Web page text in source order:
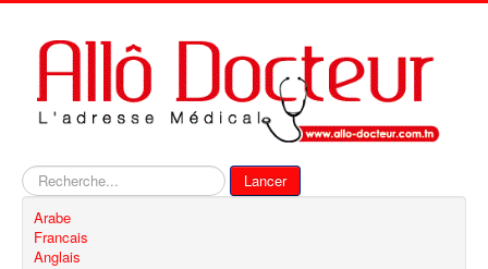
Rechercher
Lancer
Arabe
Francais
Anglais